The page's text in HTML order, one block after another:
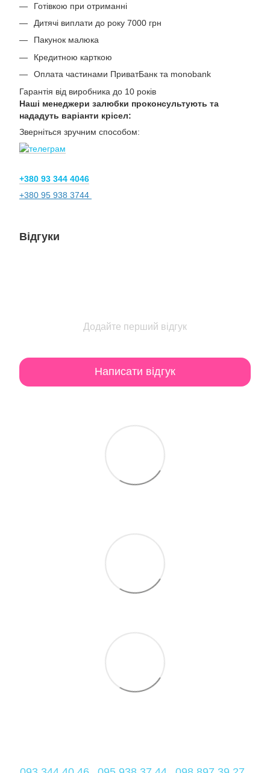
Готівкою при отриманні
Дитячі виплати до року 7000 грн
Пакунок малюка
Кредитною карткою
Оплата частинами ПриватБанк та monobank
Гарантія від виробника до 10 років
Наші менеджери залюбки проконсультують та
нададуть варіанти крісел:
Зверніться зручним способом:
+380 93 344 4046
+380 95 938 3744
Відгуки
Додайте перший відгук
Написати відгук